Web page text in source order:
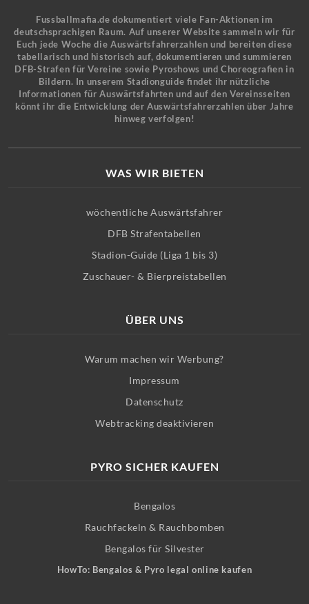
Fussballmafia.de dokumentiert viele Fan-Aktionen im
deutschsprachigen Raum. Auf unserer Website sammeln wir für
Euch jede Woche die Auswärtsfahrerzahlen und bereiten diese
tabellarisch und historisch auf, dokumentieren und summieren
DFB-Strafen für Vereine sowie Pyroshows und Choreografien in
Bildern. In unserem Stadionguide findet ihr nützliche
Informationen für Auswärtsfahrten und auf den Vereinsseiten
könnt ihr die Entwicklung der Auswärtsfahrerzahlen über Jahre
hinweg verfolgen!
WAS WIR BIETEN
wöchentliche Auswärtsfahrer
DFB Strafentabellen
Stadion-Guide (Liga 1 bis 3)
Zuschauer- & Bierpreistabellen
ÜBER UNS
Warum machen wir Werbung?
Impressum
Datenschutz
Webtracking deaktivieren
PYRO SICHER KAUFEN
Bengalos
Rauchfackeln & Rauchbomben
Bengalos für Silvester
HowTo: Bengalos & Pyro legal online kaufen